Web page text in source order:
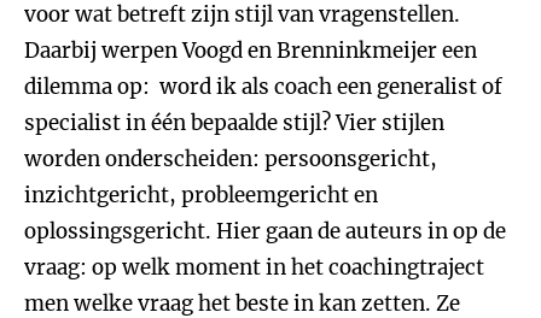
voor wat betreft zijn stijl van vragenstellen.
Daarbij werpen Voogd en Brenninkmeijer een
dilemma op: word ik als coach een generalist of
specialist in één bepaalde stijl? Vier stijlen
worden onderscheiden: persoonsgericht,
inzichtgericht, probleemgericht en
oplossingsgericht. Hier gaan de auteurs in op de
vraag: op welk moment in het coachingtraject
men welke vraag het beste in kan zetten. Ze